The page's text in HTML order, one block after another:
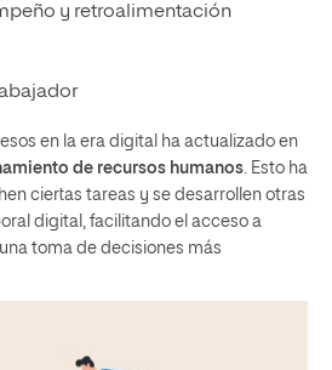
y retroalimentación
en la era digital ha actualizado en
de recursos humanos . Esto ha
ciertas tareas y se desarrollen otras
digital, facilitando el acceso a
toma de decisiones más